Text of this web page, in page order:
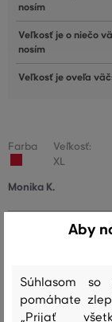
nosím
Veľkosť je o niečo
nosím
Veľkosť je oveľa
Farba
Veľkosť:
XL
Monika K.
Iva Ž.
Aby
Súhlasom so
pomáhate
„Prijať